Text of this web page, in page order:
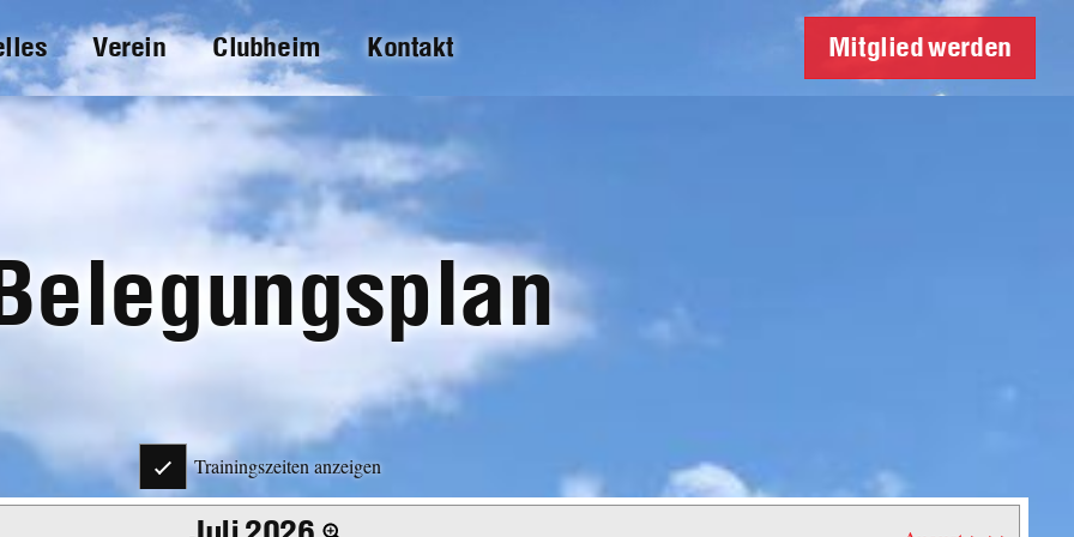
Verein Clubheim Kontakt Mitglied werden
Trainingszeiten anzeigen